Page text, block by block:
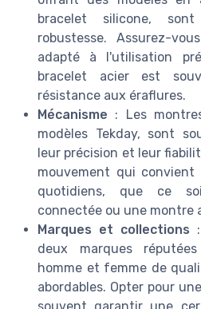
bracelet silicone,
robustesse. Assurez-
adapté à l'utilisation
bracelet acier est
résistance aux éraflures.
Mécanisme : Les
modèles Tekday, sont
leur précision et leur
mouvement qui
quotidiens, que ce
connectée ou une montre
Marques et collections
deux marques
homme et femme de
abordables. Opter pour